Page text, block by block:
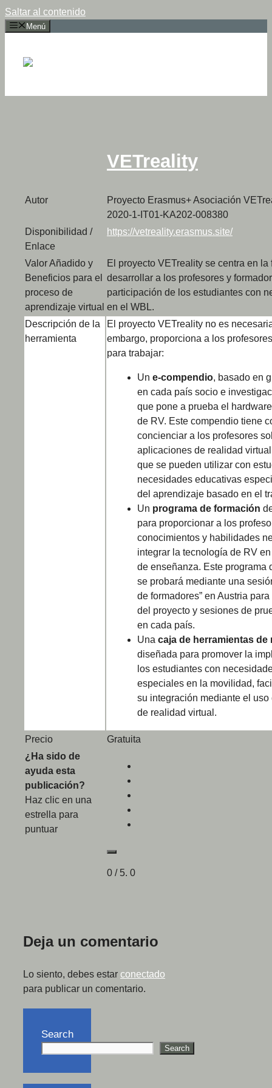
Saltar al contenido
Menú
VETreality
Autor
Proyecto Erasmus+ Asociación
2020-1-IT01-KA202-008380
Disponibilidad /
Enlace
https://vetreality.erasmus.site/
Valor Añadido y
Beneficios para el
proceso de
aprendizaje virtual
El proyecto VETreality se centra en
desarrollar a los profesores y
participación de los estudiantes con
en el WBL.
Descripción de la
herramienta
El proyecto VETreality no es
embargo, proporciona a los
para trabajar:
Un e-compendio, basado en
en cada país socio e
que pone a prueba el
de RV. Este compendio tiene
concienciar a los profesores
aplicaciones de realidad
que se pueden utilizar con
necesidades educativas
del aprendizaje basado en el
Un programa de formación
para proporcionar a los
conocimientos y habilidades
integrar la tecnología de RV
de enseñanza. Este programa
se probará mediante una
de formadores” en Austria
del proyecto y sesiones de
en cada país.
Una caja de herramientas de
diseñada para promover la
los estudiantes con
especiales en la movilidad,
su integración mediante el uso
de realidad virtual.
Precio
Gratuita
¿Ha sido de
ayuda esta
publicación?
Haz clic en una
estrella para
puntuar
0 / 5. 0
Deja un comentario
Lo siento, debes estar conectado
para publicar un comentario.
Search
Search